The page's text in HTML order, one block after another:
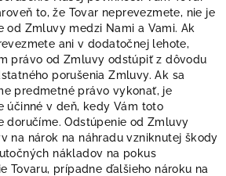
to, že Tovar neprevezmete, nie je
od Zmluvy medzi Nami a Vami. Ak
ani v dodatočnej lehote,
právo od Zmluvy odstúpiť z dôvodu
porušenia Zmluvy. Ak sa
predmetné právo vykonať, je
účinné v deň, kedy Vám toto
doručíme. Odstúpenie od Zmluvy
na nárok na náhradu vzniknutej škody
nákladov na pokus
Tovaru, prípadne ďalšieho nároku na